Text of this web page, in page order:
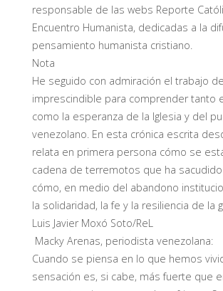
responsable de las webs Reporte
Encuentro Humanista, dedicadas a la
pensamiento humanista cristiano.
Nota
He seguido con admiración el trabajo
imprescindible para comprender tanto
como la esperanza de la Iglesia y del
venezolano. En esta crónica escrita
relata en primera persona cómo se
cadena de terremotos que ha
cómo, en medio del abandono
la solidaridad, la fe y la resiliencia de la
Luis Javier Moxó Soto/ReL
Macky Arenas, periodista venezolana:
Cuando se piensa en lo que hemos
sensación es, si cabe, más fuerte que